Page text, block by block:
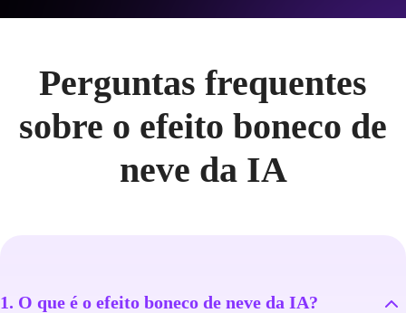
Perguntas frequentes
sobre o efeito boneco de
neve da IA
1. O que é o efeito boneco de neve da IA?